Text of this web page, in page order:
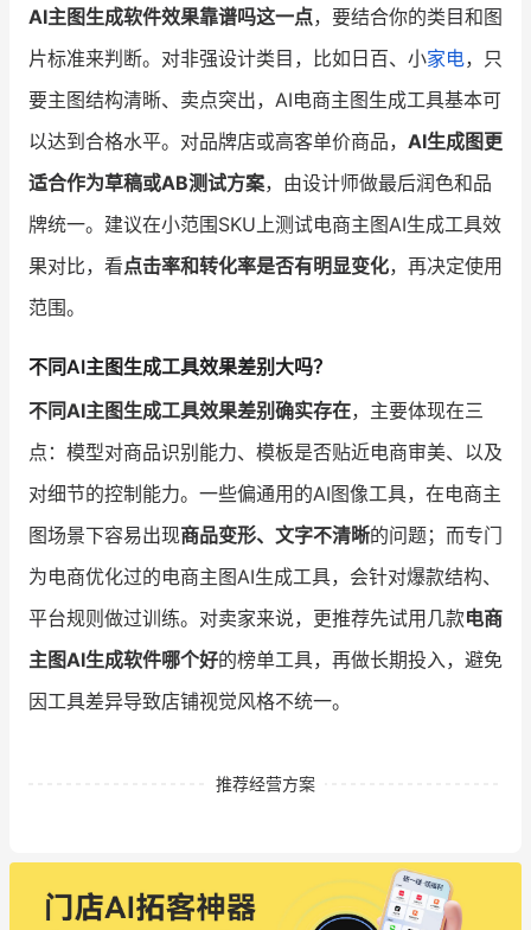
AI主图生成软件效果靠谱吗这一点，要结合你的类目和图
片标准来判断。对非强设计类目，比如日百、小家电，只
要主图结构清晰、卖点突出，AI电商主图生成工具基本可
以达到合格水平。对品牌店或高客单价商品， AI生成图更
适合作为草稿或AB测试方案，由设计师做最后润色和品
牌统一。建议在小范围SKU上测试电商主图AI生成工具效
果对比，看点击率和转化率是否有明显变化，再决定使用
范围。
不同AI主图生成工具效果差别大吗？
不同AI主图生成工具效果差别确实存在，主要体现在三
点：模型对商品识别能力、模板是否贴近电商审美、以及
对细节的控制能力。一些偏通用的AI图像工具，在电商主
图场景下容易出现商品变形、文字不清晰的问题；而专门
为电商优化过的电商主图AI生成工具，会针对爆款结构、
平台规则做过训练。对卖家来说，更推荐先试用几款电商
主图AI生成软件哪个好的榜单工具，再做长期投入，避免
因工具差异导致店铺视觉风格不统一。
推荐经营方案